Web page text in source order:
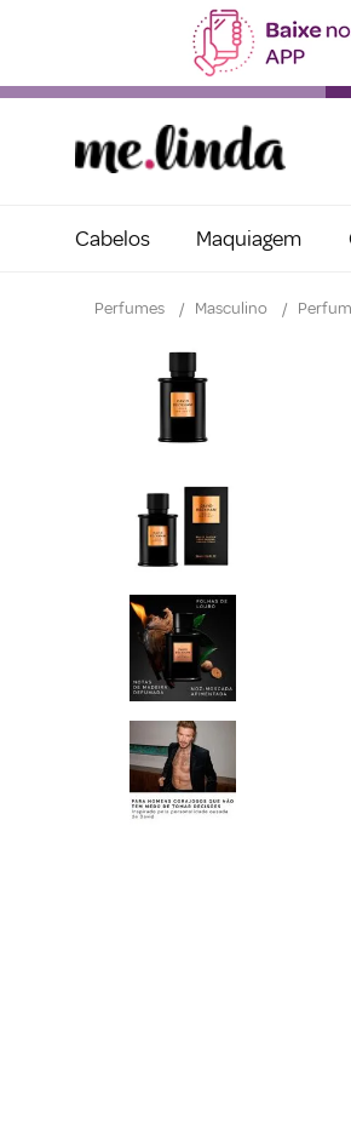
Cabelos Maquiagem
Perfumes Masculino